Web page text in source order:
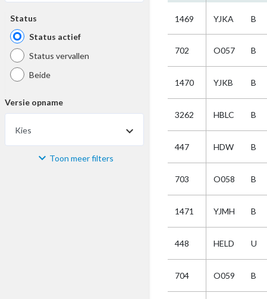
Status
Status actief
Status vervallen
Beide
Versie opname
Kies
Materiaal Toon meer filters
1469 YJKA B
702 O057 B
1470 YJKB B
3262 HBLC B
447 HDW B
703 O058 B
1471 YJMH B
448 HELD U
704 O059 B